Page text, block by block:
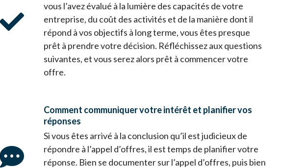
vous l’avez évalué à la lumière des capacités de votre
entreprise, du coût des activités et de la manière dont il
répond à vos objectifs à long terme, vous êtes presque
prêt à prendre votre décision. Réfléchissez aux questions
suivantes, et vous serez alors prêt à commencer votre
offre.
Comment communiquer votre intérêt et planifier vos
réponses
Si vous êtes arrivé à la conclusion qu’il est judicieux de
répondre à l’appel d’offres, il est temps de planifier votre
réponse. Bien se documenter sur l’appel d’offres, puis bien